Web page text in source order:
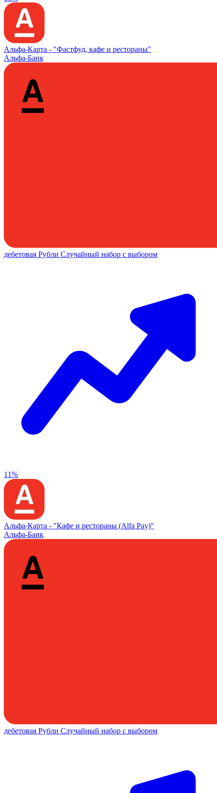
Альфа‑Карта - "Фастфуд, кафе и рестораны"
Альфа-Банк
дебетовая Рубли Случайный набор с выбором
11%
Альфа‑Карта - "Кафе и рестораны (Alfa Pay)"
Альфа-Банк
дебетовая Рубли Случайный набор с выбором